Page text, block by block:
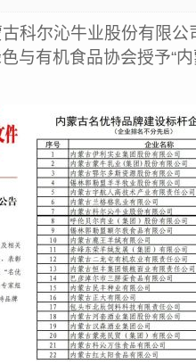
科尔沁牛业股份有限
与有机食品协会授予“